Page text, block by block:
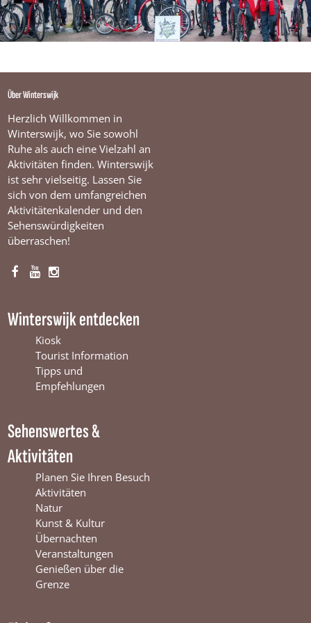
Über Winterswijk
Herzlich Willkommen in
Winterswijk, wo Sie sowohl
Ruhe als auch eine Vielzahl an
Aktivitäten finden. Winterswijk
ist sehr vielseitig. Lassen Sie
sich von dem umfangreichen
Aktivitätenkalender und den
Sehenswürdigkeiten
überraschen!
F
e
n
t
e
Y
T
u
b
e
W
t
e
r
s
w
i
j
k
I
t
a
g
r
a
i
t
e
r
s
w
i
j
k
Winterswijk entdecken
Kiosk
Tourist Information
Tipps und
Empfehlungen
Sehenswertes &
Aktivitäten
Planen Sie Ihren Besuch
Aktivitäten
Natur
Kunst & Kultur
Übernachten
Veranstaltungen
Genießen über die
Grenze